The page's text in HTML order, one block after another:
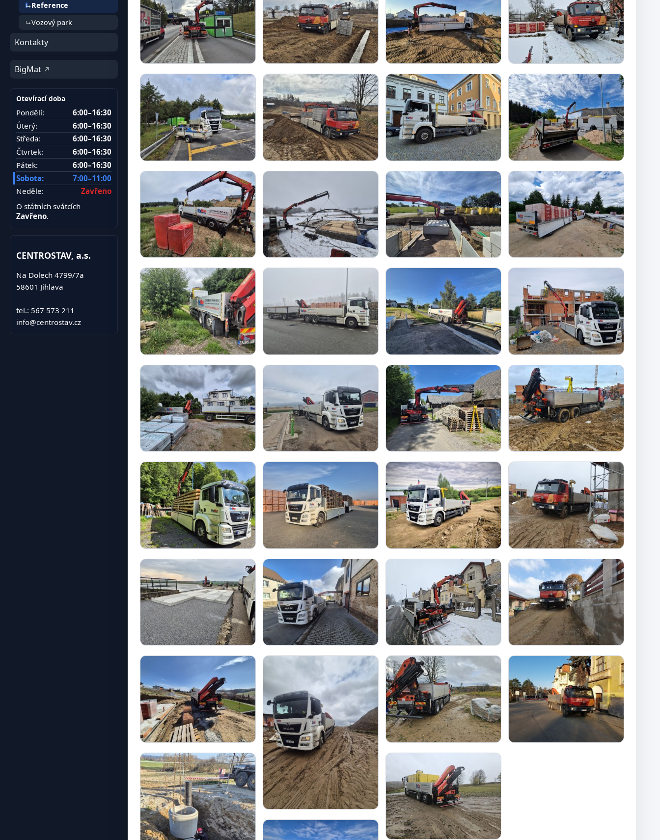
Reference
Vozový park
Kontakty
BigMat
Otevírací doba
Pondělí:
6:00–16:30
Úterý:
6:00–16:30
Středa:
6:00–16:30
Čtvrtek:
6:00–16:30
Pátek:
6:00–16:30
Sobota:
7:00–11:00
Neděle:
Zavřeno
O státních svátcích
Zavřeno.
CENTROSTAV, a.s.
Na Dolech 4799/7a
58601 Jihlava
tel.: 567 573 211
info@centrostav.cz